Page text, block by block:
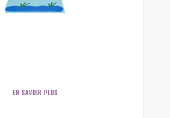
EN SAVOIR PLUS